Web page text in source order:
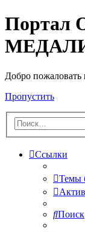
Портал
Добро пожаловать
Пропустить
Ссылки
Темы
Поиск